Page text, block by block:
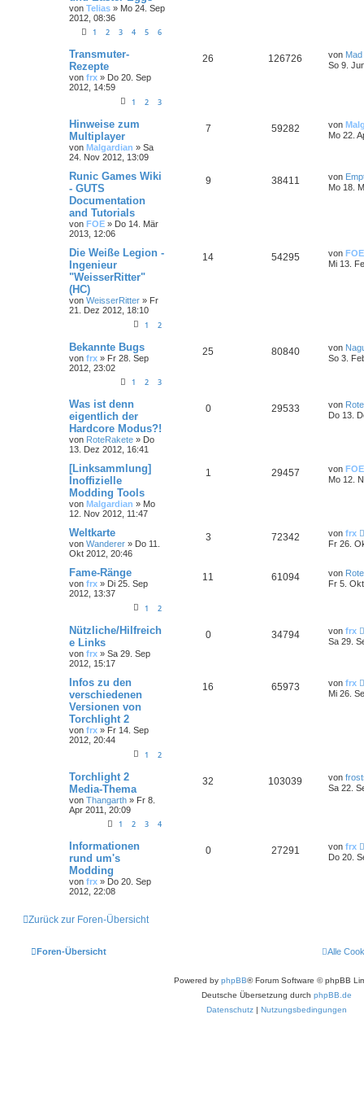
von Telias » Mo 24. Sep
2012, 08:36
1 2 3 4 5 6
Transmuter-
Rezepte
von frx » Do 20. Sep
2012, 14:59
1 2 3
26 126726 von
So 9.
Hinweise zum
Multiplayer
von Malgardian » Sa
24. Nov 2012, 13:09
7 59282 von
Mo 22.
Runic Games Wiki
- GUTS
Documentation
and Tutorials
von FOE » Do 14. Mär
2013, 12:06
9 38411 von
Mo 18.
Die Weiße Legion -
Ingenieur
"WeisserRitter"
(HC)
von WeisserRitter » Fr
21. Dez 2012, 18:10
1 2
14 54295 von FOE
Mi 13.
Bekannte Bugs
von frx » Fr 28. Sep
2012, 23:02
1 2 3
25 80840 von
So 3.
Was ist denn
eigentlich der
Hardcore Modus?!
von RoteRakete » Do
13. Dez 2012, 16:41
0 29533 von
Do 13.
[Linksammlung]
Inoffizielle
Modding Tools
von Malgardian » Mo
12. Nov 2012, 11:47
1 29457 von FOE
Mo 12.
Weltkarte
von Wanderer » Do 11.
Okt 2012, 20:46
3 72342 von frx
Fr 26.
Fame-Ränge
von frx » Di 25. Sep
2012, 13:37
1 2
11 61094 von
Fr 5.
Nützliche/Hilfreich
e Links
von frx » Sa 29. Sep
2012, 15:17
0 34794 von frx
Sa 29.
Infos zu den
verschiedenen
Versionen von
Torchlight 2
von frx » Fr 14. Sep
2012, 20:44
1 2
16 65973 von frx
Mi 26.
Torchlight 2
Media-Thema
von Thangarth » Fr 8.
Apr 2011, 20:09
1 2 3 4
32 103039 von
Sa 22.
Informationen
rund um's
Modding
von frx » Do 20. Sep
2012, 22:08
0 27291 von frx
Do 20.
Zurück zur Foren-Übersicht
Foren-Übersicht Alle
Powered by phpBB® Forum Software © phpBB
Deutsche Übersetzung durch phpBB.de
Datenschutz | Nutzungsbedingungen